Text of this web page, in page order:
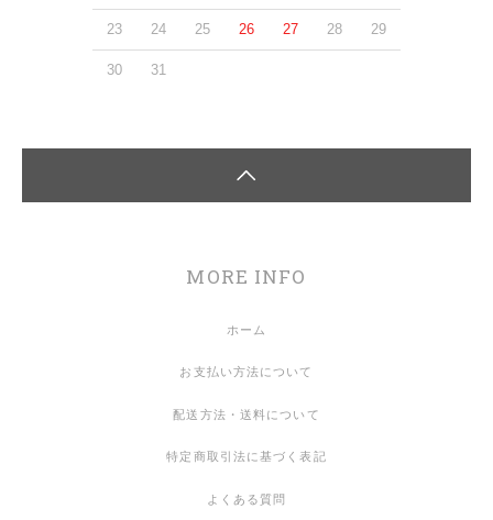
23 24 25 26 27 28 29
30 31
MORE INFO
ホーム
お支払い方法について
配送方法・送料について
特定商取引法に基づく表記
よくある質問